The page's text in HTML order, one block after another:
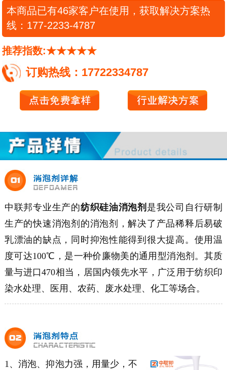
本商品已有46家客户在使用，获取解决方案热
线：177-2233-4787
推荐指数:★★★★★
订购热线：17722334787
中联邦专业生产的纺织硅油消泡剂 是我公司自行研制
生产的快速消泡剂的消泡剂，解决了产品稀释后易破
乳漂油的缺点，同时抑泡性能得到很大提高。使用温
度可达100℃，是一种价廉物美的通用型消泡剂。其质
量与进口470相当，居国内领先水平，广泛用于纺织印
染水处理、医用、农药、废水处理、化工等场合。
1、消泡、抑泡力强，用量少，不